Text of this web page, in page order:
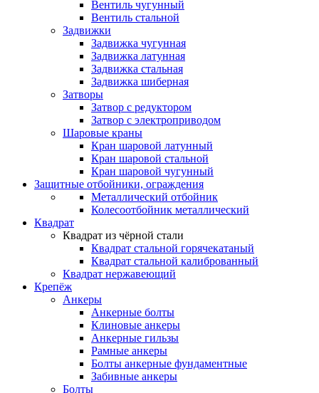
Вентиль чугунный
Вентиль стальной
Задвижки
Задвижка чугунная
Задвижка латунная
Задвижка стальная
Задвижка шиберная
Затворы
Затвор с редуктором
Затвор с электроприводом
Шаровые краны
Кран шаровой латунный
Кран шаровой стальной
Кран шаровой чугунный
Защитные отбойники, ограждения
Металлический отбойник
Колесоотбойник металлический
Квадрат
Квадрат из чёрной стали
Квадрат стальной горячекатаный
Квадрат стальной калиброванный
Квадрат нержавеющий
Крепёж
Анкеры
Анкерные болты
Клиновые анкеры
Анкерные гильзы
Рамные анкеры
Болты анкерные фундаментные
Забивные анкеры
Болты